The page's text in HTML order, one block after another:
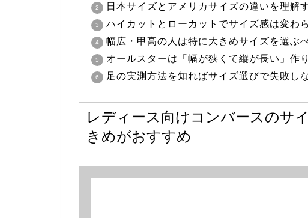
日本サイズとアメリカサイズの違いを理解
ハイカットとローカットでサイズ感は変わ
幅広・甲高の人は特に大きめサイズを選ぶ
オールスターは「幅が狭くて縦が長い」作
足の実測方法を知ればサイズ選びで失敗し
レディース向けコンバースのサ
きめがおすすめ